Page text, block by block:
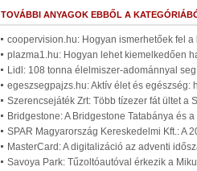
TOVÁBBI ANYAGOK EBBŐL A
coopervision.hu: Hogyan ismerhetőek fel
plazma1.hu: Hogyan lehet kiemelkedően
Lidl: 108 tonna élelmiszer-adománnyal
egeszsegpajzs.hu: Aktív élet és
Szerencsejáték Zrt: Több tízezer fát ültet a
Bridgestone: A Bridgestone Tatabánya és
SPAR Magyarország Kereskedelmi Kft.: A
MasterCard: A digitalizáció az adventi
Savoya Park: Tűzoltóautóval érkezik a